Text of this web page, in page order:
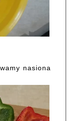
nasiona